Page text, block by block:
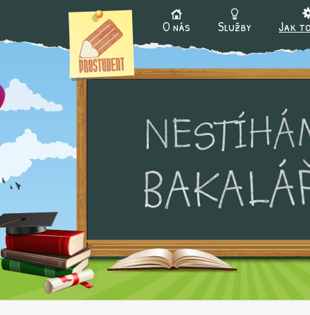
Hlavní menu
O nás Služby Jak